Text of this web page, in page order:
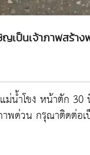
ญเป็นเจ้าภาพสร้าง
ม่น้ำโขง หน้าตัก
พด่วน กรุณาติดต่อ